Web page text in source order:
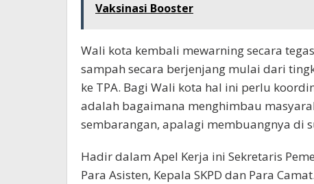
Vaksinasi Booster
Wali kota kembali mewarning secara
sampah secara berjenjang mulai dari
ke TPA. Bagi Wali kota hal ini perlu
adalah bagaimana menghimbau
sembarangan, apalagi membuangnya di
Hadir dalam Apel Kerja ini Sekretaris
Para Asisten, Kepala SKPD dan Para